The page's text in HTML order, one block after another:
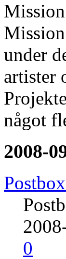
under
artister
något
2008-
0